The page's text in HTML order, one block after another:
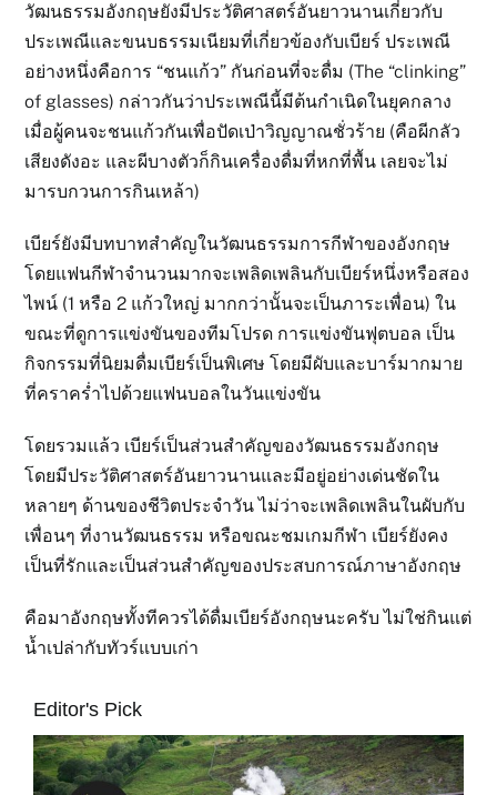
วัฒนธรรมอังกฤษยังมีประวัติศาสตร์อันยาวนานเกี่ยวกับ
ประเพณีและขนบธรรมเนียมที่เกี่ยวข้องกับเบียร์ ประเพณี
อย่างหนึ่งคือการ “ชนแก้ว” กันก่อนที่จะดื่ม (The “clinking”
of glasses) กล่าวกันว่าประเพณีนี้มีต้นกำเนิดในยุคกลาง
เมื่อผู้คนจะชนแก้วกันเพื่อปัดเป่าวิญญาณชั่วร้าย (คือผีกลัว
เสียงดังอะ และผีบางตัวก็กินเครื่องดื่มที่หกที่พื้น เลยจะไม่
มารบกวนการกินเหล้า)
เบียร์ยังมีบทบาทสำคัญในวัฒนธรรมการกีฬาของอังกฤษ
โดยแฟนกีฬาจำนวนมากจะเพลิดเพลินกับเบียร์หนึ่งหรือสอง
ไพน์ (1 หรือ 2 แก้วใหญ่ มากกว่านั้นจะเป็นภาระเพื่อน) ใน
ขณะที่ดูการแข่งขันของทีมโปรด การแข่งขันฟุตบอล เป็น
กิจกรรมที่นิยมดื่มเบียร์เป็นพิเศษ โดยมีผับและบาร์มากมาย
ที่คราคร่ำไปด้วยแฟนบอลในวันแข่งขัน
โดยรวมแล้ว เบียร์เป็นส่วนสำคัญของวัฒนธรรมอังกฤษ
โดยมีประวัติศาสตร์อันยาวนานและมีอยู่อย่างเด่นชัดใน
หลายๆ ด้านของชีวิตประจำวัน ไม่ว่าจะเพลิดเพลินในผับกับ
เพื่อนๆ ที่งานวัฒนธรรม หรือขณะชมเกมกีฬา เบียร์ยังคง
เป็นที่รักและเป็นส่วนสำคัญของประสบการณ์ภาษาอังกฤษ
คือมาอังกฤษทั้งทีควรได้ดื่มเบียร์อังกฤษนะครับ ไม่ใช่กินแต่
น้ำเปล่ากับทัวร์แบบเก่า
Editor's Pick